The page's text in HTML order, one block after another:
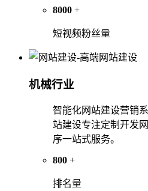
8000 +
短视频粉丝量
机械行业
智能化网站建设营销
站建设专注定制开发
序一站式服务。
800 +
排名量